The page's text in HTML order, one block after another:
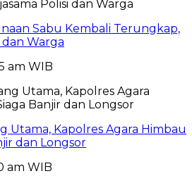
Sabu Kembali Terungkap,
dan Warga
am WIB
Utama, Kapolres Agara Himbau
dan Longsor
am WIB